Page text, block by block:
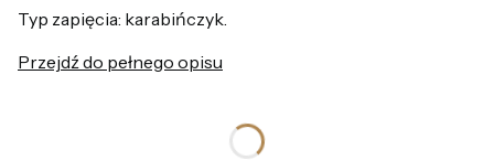
Typ zapięcia: karabińczyk.
Przejdź do pełnego opisu